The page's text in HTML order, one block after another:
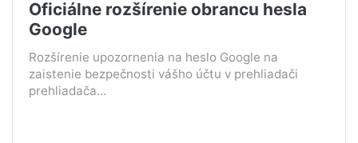
Oficiálne rozšírenie obrancu hesla
Google
Rozšírenie upozornenia na heslo Google na
zaistenie bezpečnosti vášho účtu v prehliadači
prehliadača...